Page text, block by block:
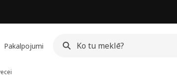
Pakalpojumi